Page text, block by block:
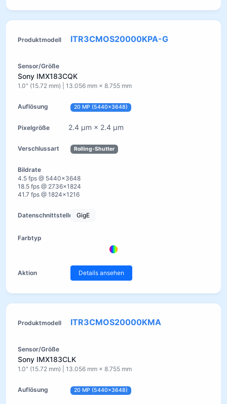
ITR3CMOS20000KPA-G
Sony IMX183CQK
1.0" (15.72 mm) | 13.056 mm × 8.755 mm
20 MP (5440×3648)
2.4 µm × 2.4 µm
Rolling-Shutter
4.5 fps @ 5440×3648
18.5 fps @ 2736×1824
41.7 fps @ 1824×1216
GigE
Details ansehen
ITR3CMOS20000KMA
Sony IMX183CLK
1.0" (15.72 mm) | 13.056 mm × 8.755 mm
20 MP (5440×3648)